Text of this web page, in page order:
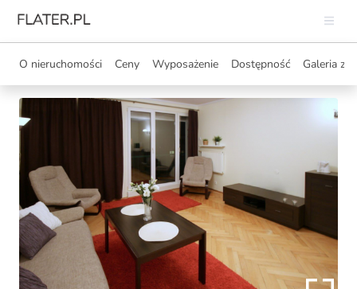
O nieruchomości Ceny Wyposażenie Dostępność Galeria